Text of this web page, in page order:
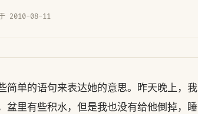
2010-08-11
简单的语句来表达她的意思。昨天晚上，我
盆里有些积水，但是我也没有给他倒掉，睡